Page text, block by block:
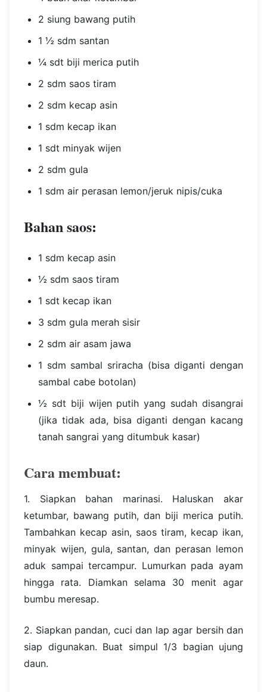
2 siung bawang putih
1 ½ sdm santan
¼ sdt biji merica putih
2 sdm saos tiram
2 sdm kecap asin
1 sdm kecap ikan
1 sdt minyak wijen
2 sdm gula
1 sdm air perasan lemon/jeruk nipis/cuka
Bahan saos:
1 sdm kecap asin
½ sdm saos tiram
1 sdt kecap ikan
3 sdm gula merah sisir
2 sdm air asam jawa
1 sdm sambal sriracha (bisa diganti dengan
sambal cabe botolan)
½ sdt biji wijen putih yang sudah disangrai
(jika tidak ada, bisa diganti dengan kacang
tanah sangrai yang ditumbuk kasar)
Cara membuat:
1. Siapkan bahan marinasi. Haluskan akar
ketumbar, bawang putih, dan biji merica putih.
Tambahkan kecap asin, saos tiram, kecap ikan,
minyak wijen, gula, santan, dan perasan lemon
aduk sampai tercampur. Lumurkan pada ayam
hingga rata. Diamkan selama 30 menit agar
bumbu meresap.
2. Siapkan pandan, cuci dan lap agar bersih dan
siap digunakan. Buat simpul 1/3 bagian ujung
daun.